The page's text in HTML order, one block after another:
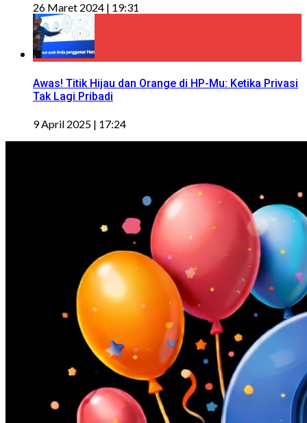
26 Maret 2024 | 19:31
Awas! Titik Hijau dan Orange di HP-Mu: Ketika Privasi
Tak Lagi Pribadi
9 April 2025 | 17:24